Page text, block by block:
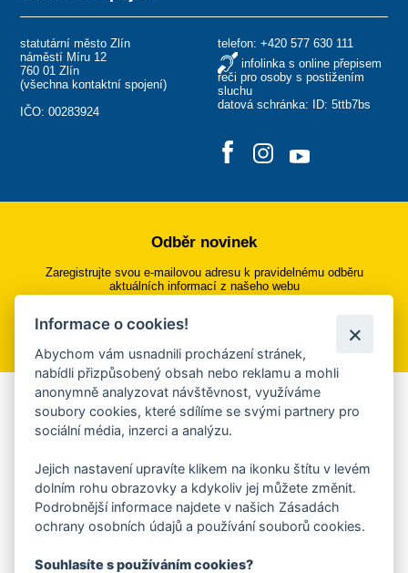
statutární město Zlín
náměstí Míru 12
760 01 Zlín
(všechna kontaktní spojení)
IČO: 00283924
telefon: +420 577 630 111
infolinka s online přepisem
řeči pro osoby s postižením
sluchu
datová schránka: ID: 5ttb7bs
Odběr novinek
Zaregistrujte svou e-mailovou adresu k pravidelnému odběru
aktuálních informací z našeho webu
Přihlásit se k odběru
Aplikace Mobilní rozhlas
Chcete dostávat do svého mobilu či mailu upozornění na
ankety, pozvánky na kulturní a sportovní akce?
Více informací o aplikaci
Informace o cookies!
Abychom vám usnadnili procházení stránek,
nabídli přizpůsobený obsah nebo reklamu a mohli
anonymně analyzovat návštěvnost, využíváme
soubory cookies, které sdílíme se svými partnery pro
sociální média, inzerci a analýzu.
Jejich nastavení upravíte klikem na ikonku štítu v levém
dolním rohu obrazovky a kdykoliv jej můžete změnit.
Podrobnější informace najdete v našich Zásadách
ochrany osobních údajů a používání souborů cookies.
Souhlasíte s používáním cookies?